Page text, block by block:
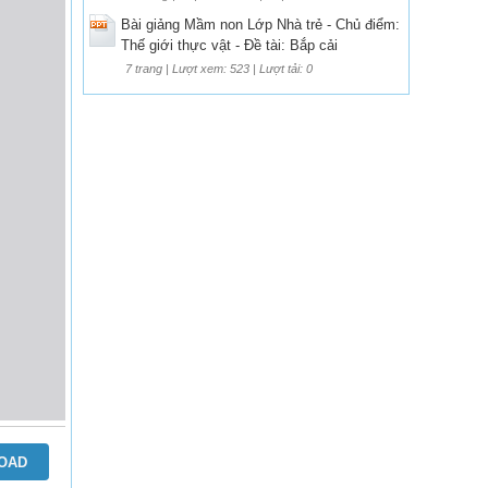
Bài giảng Mầm non Lớp Nhà trẻ - Chủ điểm:
Thế giới thực vật - Đề tài: Bắp cải
7 trang | Lượt xem: 523 | Lượt tải: 0